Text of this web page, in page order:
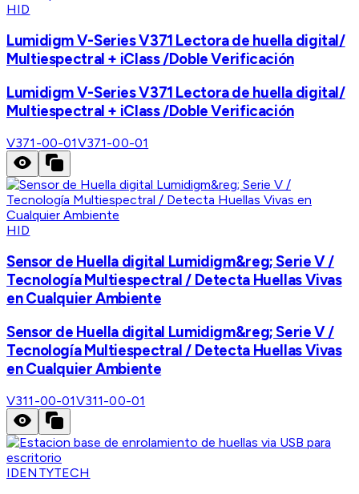
HID
Lumidigm V-Series V371 Lectora de huella digital/
Multiespectral + iClass /Doble Verificación
Lumidigm V-Series V371 Lectora de huella digital/
Multiespectral + iClass /Doble Verificación
V371-00-01V371-00-01
HID
Sensor de Huella digital Lumidigm&reg; Serie V /
Tecnología Multiespectral / Detecta Huellas Vivas
en Cualquier Ambiente
Sensor de Huella digital Lumidigm&reg; Serie V /
Tecnología Multiespectral / Detecta Huellas Vivas
en Cualquier Ambiente
V311-00-01V311-00-01
IDENTYTECH